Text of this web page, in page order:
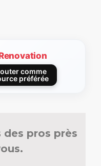
comme
préférée
des pros près